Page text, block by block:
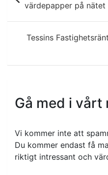
värdepapper på nätet
Tessins
Gå med i vårt
Vi kommer inte att
Du kommer endast få
riktigt intressant och